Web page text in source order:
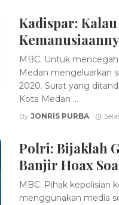
Kadispar: Kalau
MBC. Untuk
Medan mengeluarkan
2020. Surat yang
Kota Medan ...
By JONRIS PURBA
Polri: Bijaklah
Banjir Hoax
MBC. Pihak kepolisian
menggunakan media